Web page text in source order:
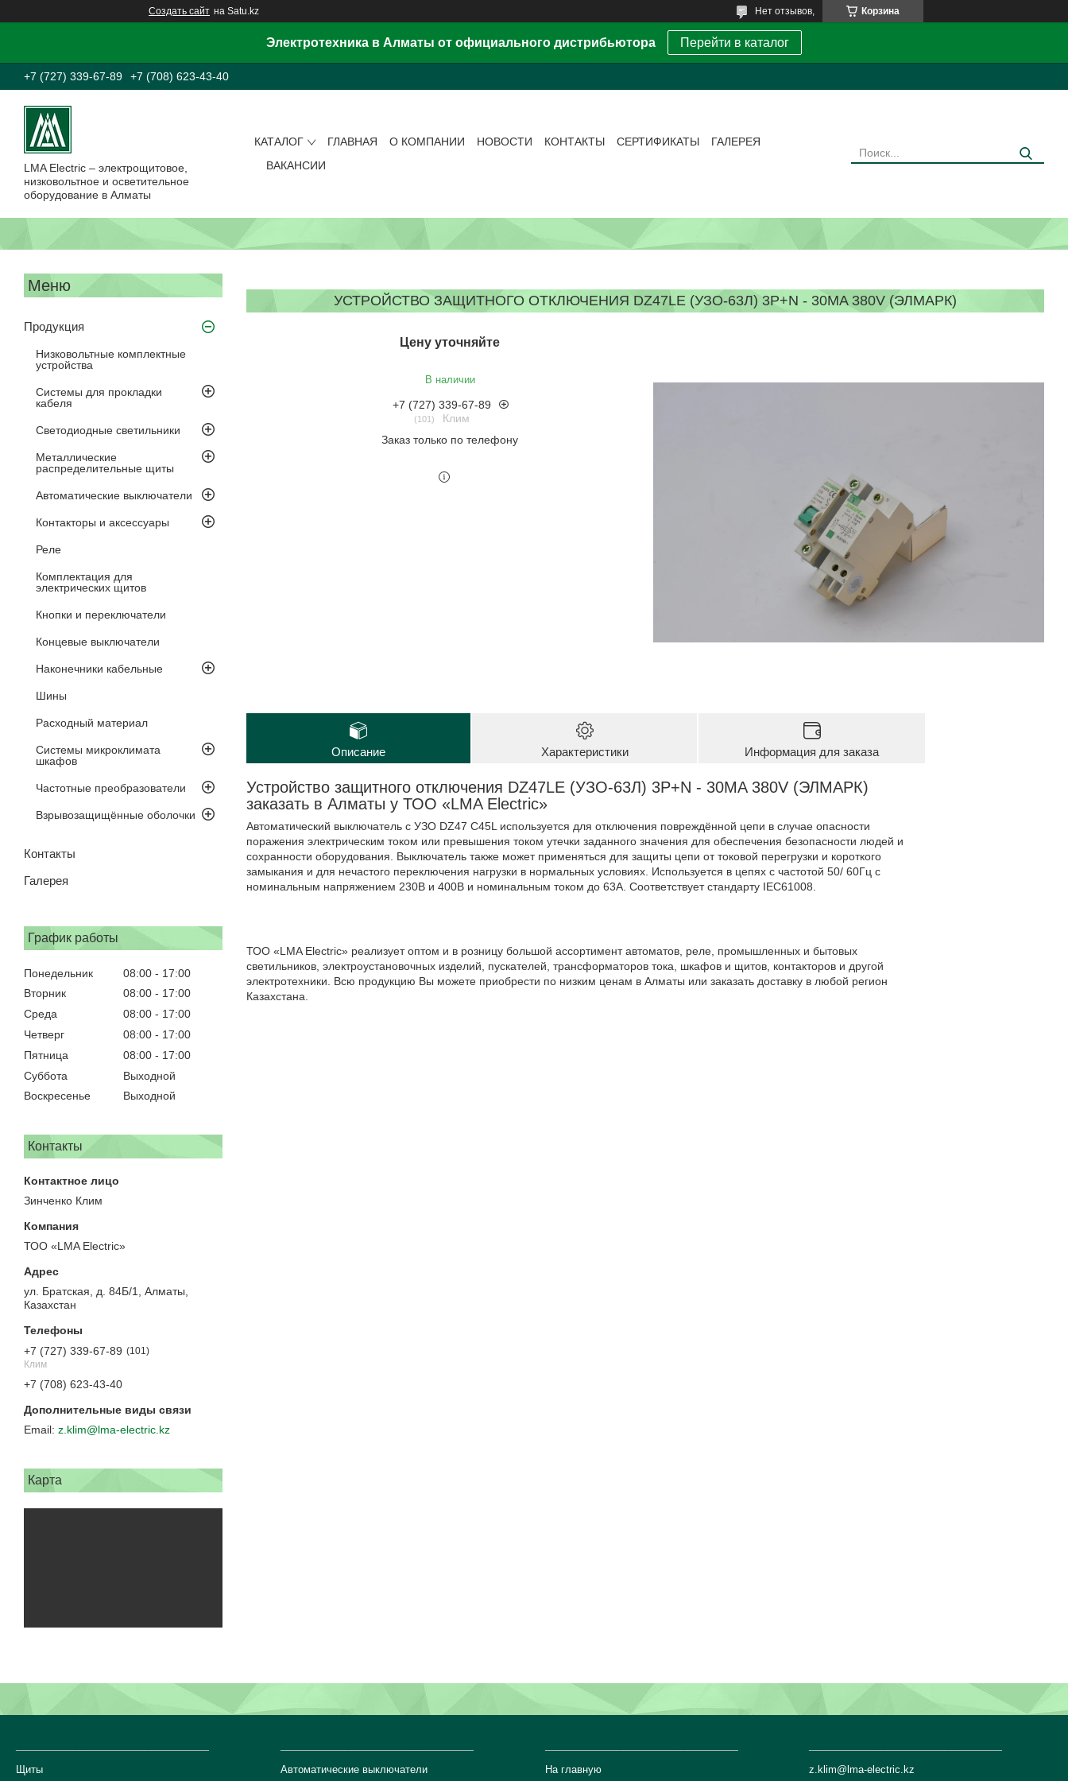
Создать сайт на Satu.kz Корзина
Нет отзывов,
Электротехника в Алматы от официального дистрибьютора Перейти в каталог
+7 (727) 339-67-89 +7 (708) 623-43-40
LMA Electric – электрощитовое,
низковольтное и осветительное
оборудование в Алматы
КАТАЛОГ ГЛАВНАЯ О КОМПАНИИ НОВОСТИ КОНТАКТЫ СЕРТИФИКАТЫ
ГАЛЕРЕЯ
ВАКАНСИИ
Продукция
Низковольтные комплектные
устройства
Системы для прокладки
кабеля
Светодиодные светильники
Металлические
распределительные щиты
Автоматические выключатели
Контакторы и аксессуары
Реле
Комплектация для
электрических щитов
Кнопки и переключатели
Концевые выключатели
Наконечники кабельные
Шины
Расходный материал
Системы микроклимата
шкафов
Частотные преобразователи
Взрывозащищённые оболочки
Контакты
Галерея
График работы
Понедельник 08:00
17:00
Вторник
08:00
17:00
Среда
08:00
17:00
Четверг
08:00
17:00
Пятница
08:00
17:00
Суббота
Выходной
Воскресенье
Выходной
Контакты
Зинченко Клим
ТОО «LMA Electric»
ул. Братская, д. 84Б/1, Алматы,
Казахстан
+7 (727) 339-67-89
101
Клим
+7 (708) 623-43-40
z.klim@lma-electric.kz
Карта
УСТРОЙСТВО ЗАЩИТНОГО ОТКЛЮЧЕНИЯ DZ47LE (УЗО-63Л) 3P+N - 30MA 380V (ЭЛМАРК)
Цену уточняйте
В наличии
+7 (727) 339-67-89
101
Клим
Заказ только по телефону
Описание Характеристики Информация для заказа
Устройство защитного отключения DZ47LE (УЗО-63Л) 3P+N - 30MA 380V (ЭЛМАРК)
заказать в Алматы у ТОО «LMA Electric»
Автоматический выключатель с УЗО DZ47 C45L используется для отключения повреждённой цепи в случае опасности
поражения электрическим током или превышения током утечки заданного значения для обеспечения безопасности людей и
сохранности оборудования. Выключатель также может применяться для защиты цепи от токовой перегрузки и короткого
замыкания и для нечастого переключения нагрузки в нормальных условиях. Используется в цепях с частотой 50/ 60Гц с
номинальным напряжением 230В и 400В и номинальным током до 63А. Соответствует стандарту IEC61008.
ТОО «LMA Electric» реализует оптом и в розницу большой ассортимент автоматов, реле, промышленных и бытовых
светильников, электроустановочных изделий, пускателей, трансформаторов тока, шкафов и щитов, контакторов и другой
электротехники. Всю продукцию Вы можете приобрести по низким ценам в Алматы или заказать доставку в любой регион
Казахстана.
Щиты
Автоматические выключатели
На главную
z.klim@lma-electric.kz